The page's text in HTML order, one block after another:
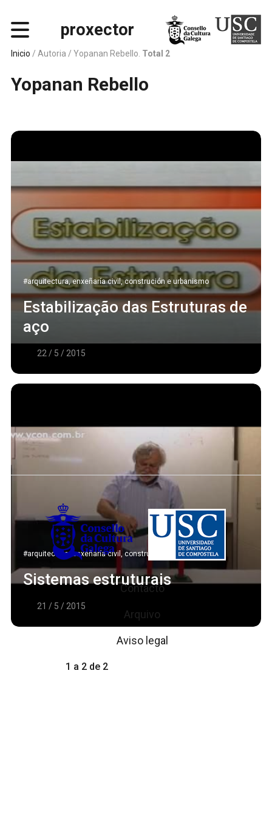
proxector
Inicio / Autoria / Yopanan Rebello. Total 2
Yopanan Rebello
#arquitectura, enxeñaría civil, construción e urbanismo
Estabilização das Estruturas de
aço
22 / 5 / 2015
#arquitectura, enxeñaría civil, construción e urbanismo
Sistemas estruturais
21 / 5 / 2015
1 a 2 de 2
Contacto
Arquivo
Aviso legal